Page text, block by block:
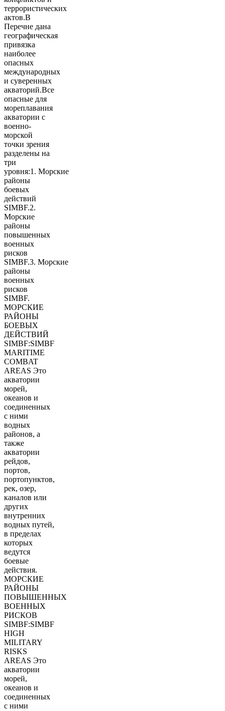
террористических
актов.В
Перечне дана
географическая
привязка
наиболее
опасных
международных
и суверенных
акваторий.Все
опасные для
мореплавания
акватории с
военно-
морской
точки зрения
разделены на
три
уровня:1. Морские
районы
боевых
действий
SIMBF.2.
Морские
районы
повышенных
военных
рисков
SIMBF.3. Морские
районы
военных
рисков
SIMBF.
МОРСКИЕ
РАЙОНЫ
БОЕВЫХ
ДЕЙСТВИЙ
SIMBF:SIMBF
MARITIME
COMBAT
AREAS Это
акватории
морей,
океанов и
соединенных
с ними
водных
районов, а
также
акватории
рейдов,
портов,
портопунктов,
рек, озер,
каналов или
других
внутренних
водных путей,
в пределах
которых
ведутся
боевые
действия.
МОРСКИЕ
РАЙОНЫ
ПОВЫШЕННЫХ
ВОЕННЫХ
РИСКОВ
SIMBF:SIMBF
HIGH
MILITARY
RISKS
AREAS Это
акватории
морей,
океанов и
соединенных
с ними